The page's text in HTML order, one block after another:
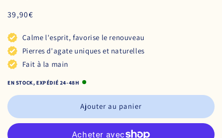
Prix
39,90€
Calme l'esprit, favorise le renouveau
Pierres d'agate uniques et naturelles
Fait à la main
EN STOCK, EXPÉDIÉ 24-48H
Ajouter au panier